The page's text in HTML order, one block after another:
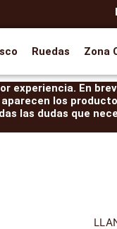
Ruedas Zona
experiencia. En
los
las dudas que